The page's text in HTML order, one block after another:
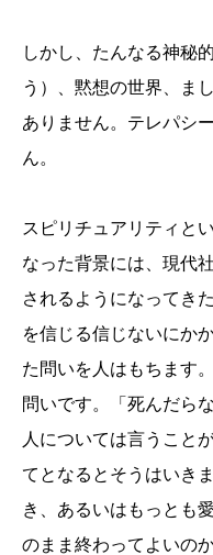
しかし、たんなる神秘
う）、黙想の世界、ま
ありません。テレパシ
ん。
スピリチュアリティと
なった背景には、現代
されるようになってき
を信じる信じないにか
た問いを人はもちます
問いです。「死んだら
人については言うこと
てとなるとそうはいき
き、あるいはもっとも
のまま終わってよいの